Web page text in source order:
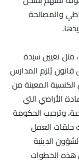
والمصالحة
مثل تعيين سيدة
يُلزم المدارس
المعينة من
الأراضي التي
وترحيب الحكومة
حلقات العمل
الدينية
هذه الخطوات